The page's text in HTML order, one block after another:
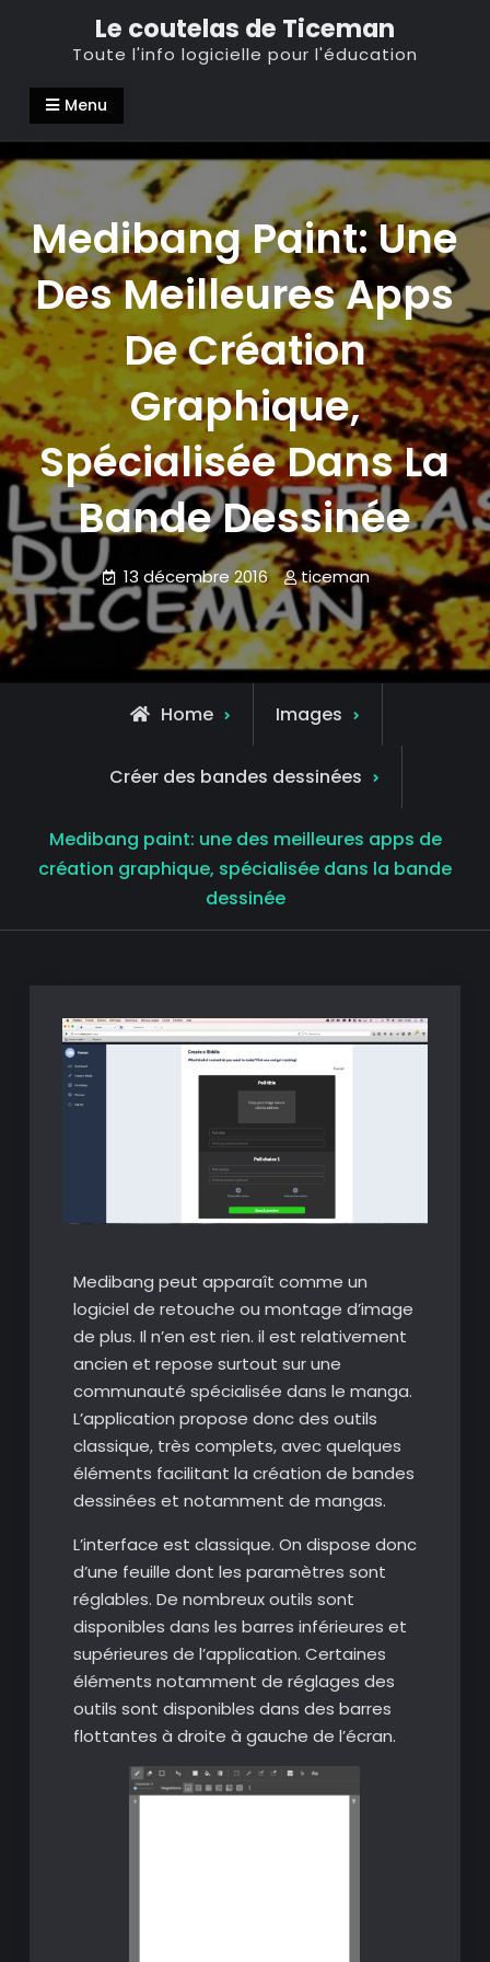
Le coutelas de Ticeman
Toute l'info logicielle pour l'éducation
Menu
Medibang Paint: Une
Des Meilleures Apps
De Création
Graphique,
Spécialisée Dans La
Bande Dessinée
13 décembre 2016 ticeman
Home Images
Créer des bandes dessinées
Medibang paint: une des meilleures apps de
création graphique, spécialisée dans la bande
dessinée
Medibang peut apparaît comme un
logiciel de retouche ou montage d’image
de plus. Il n’en est rien. il est relativement
ancien et repose surtout sur une
communauté spécialisée dans le manga.
L’application propose donc des outils
classique, très complets, avec quelques
éléments facilitant la création de bandes
dessinées et notamment de mangas.
L’interface est classique. On dispose donc
d’une feuille dont les paramètres sont
réglables. De nombreux outils sont
disponibles dans les barres inférieures et
supérieures de l’application. Certaines
éléments notamment de réglages des
outils sont disponibles dans des barres
flottantes à droite à gauche de l’écran.